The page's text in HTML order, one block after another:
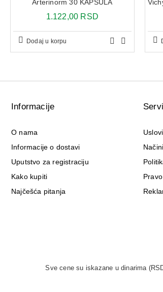
Arterinorm 30 KAPSULA
1.122,00 RSD
Dodaj u korpu
Informacije
O nama
Informacije o dostavi
Uputstvo za registraciju
Kako kupiti
Najčešća pitanja
Sve cene su iskazane u dinarima